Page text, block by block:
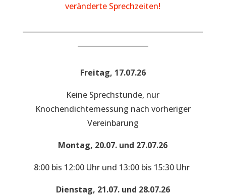
veränderte Sprechzeiten!
Freitag, 17.07.26
Keine Sprechstunde, nur
Knochendichtemessung nach vorheriger
Vereinbarung
Montag, 20.07. und 27.07.26
8:00 bis 12:00 Uhr und 13:00 bis 15:30 Uhr
Dienstag, 21.07. und 28.07.26